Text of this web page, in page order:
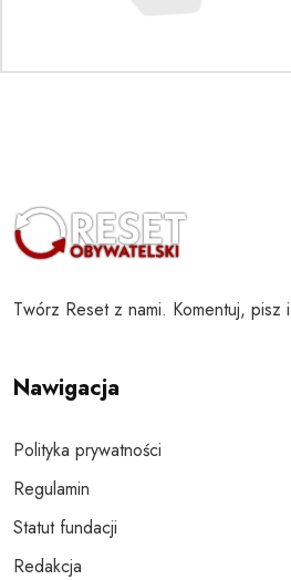
Twórz Reset z nami. Komentuj, pisz
Nawigacja
Polityka prywatności
Regulamin
Statut fundacji
Redakcja